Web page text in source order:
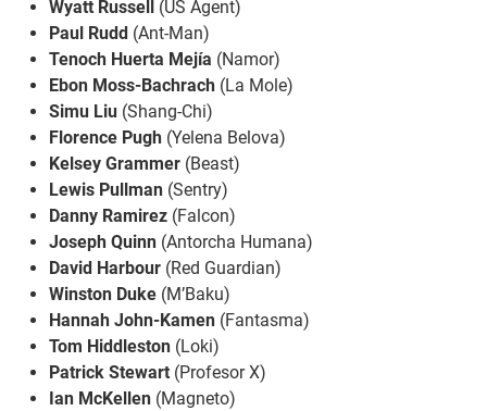
Wyatt Russell
(US Agent)
Paul Rudd (Ant-Man)
Tenoch Huerta Mejía (Namor)
Ebon Moss-Bachrach (La Mole)
Simu Liu (Shang-Chi)
Florence Pugh (Yelena Belova)
Kelsey Grammer (Beast)
Lewis Pullman (Sentry)
Danny Ramirez (Falcon)
Joseph Quinn (Antorcha Humana)
David Harbour (Red Guardian)
Winston Duke (M’Baku)
Hannah John-Kamen (Fantasma)
Tom Hiddleston (Loki)
Patrick Stewart (Profesor X)
Ian McKellen (Magneto)